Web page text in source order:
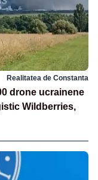
Realitatea de Constanta
drone ucrainene
Wildberries,